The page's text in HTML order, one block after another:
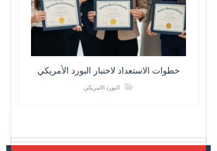
خطوات الاستعداد لاختبار البورد الأمريكي
البورد الامريكي